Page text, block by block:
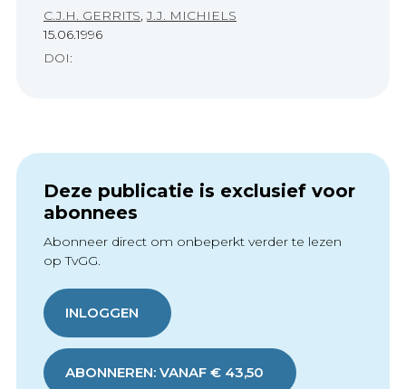
C.J.H. GERRITS,J.J. MICHIELS
15.06.1996
DOI:
Deze publicatie is exclusief voor
abonnees
Abonneer direct om onbeperkt verder te lezen
op TvGG.
INLOGGEN
ABONNEREN: VANAF € 43,50